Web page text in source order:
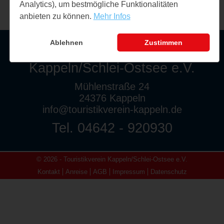
Touristikverein
Kappeln/Schlei-Ostsee e.V.
Mühlenstraße 24
24376 Kappeln
info@touristikverein-kappeln.de
Tel. 04642 - 920930
© 2026 - Touristikverein Kappeln/Schlei-Ostsee e.V.
Kontakt
Anreise AGB Impressum Datenschutz
Analytics), um bestmögliche Funktionalitäten
anbieten zu können. Mehr Infos
Ablehnen Zustimmen